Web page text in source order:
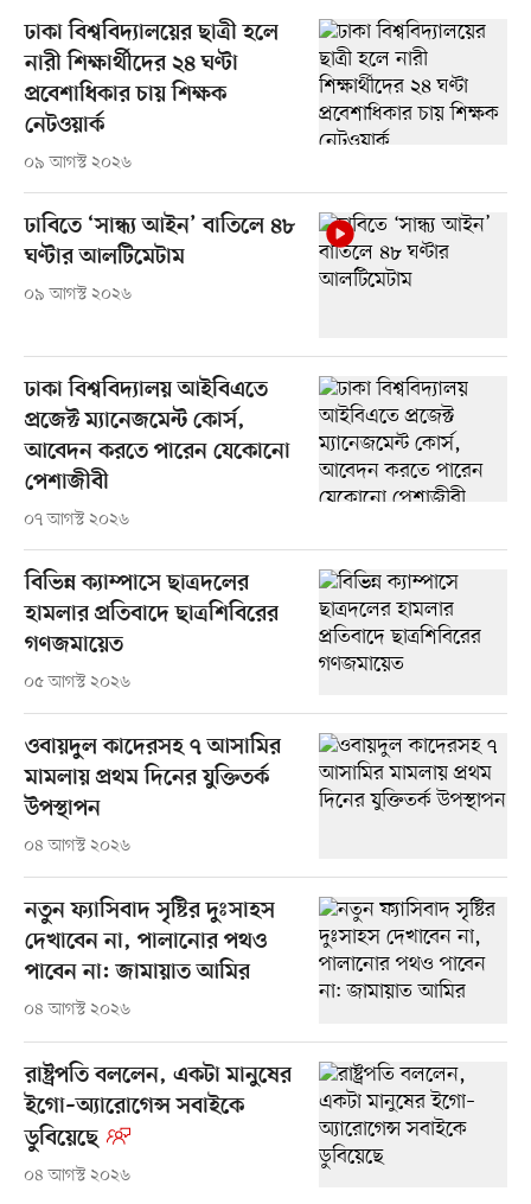
ঢাকা বিশ্ববিদ্যালয়ের ছাত্রী হলে
নারী শিক্ষার্থীদের ২৪ ঘণ্টা
প্রবেশাধিকার চায় শিক্ষক
নেটওয়ার্ক
০৯ আগস্ট ২০২৬
ঢাবিতে ‘সান্ধ্য আইন’ বাতিলে ৪৮
ঘণ্টার আলটিমেটাম
০৯ আগস্ট ২০২৬
ঢাকা বিশ্ববিদ্যালয় আইবিএতে
প্রজেক্ট ম্যানেজমেন্ট কোর্স,
আবেদন করতে পারেন যেকোনো
পেশাজীবী
০৭ আগস্ট ২০২৬
বিভিন্ন ক্যাম্পাসে ছাত্রদলের
হামলার প্রতিবাদে ছাত্রশিবিরের
গণজমায়েত
০৫ আগস্ট ২০২৬
ওবায়দুল কাদেরসহ ৭ আসামির
মামলায় প্রথম দিনের যুক্তিতর্ক
উপস্থাপন
০৪ আগস্ট ২০২৬
নতুন ফ্যাসিবাদ সৃষ্টির দুঃসাহস
দেখাবেন না, পালানোর পথও
পাবেন না: জামায়াত আমির
০৪ আগস্ট ২০২৬
রাষ্ট্রপতি বললেন, একটা মানুষের
ইগো–অ্যারোগেন্স সবাইকে
ডুবিয়েছে
০৪ আগস্ট ২০২৬